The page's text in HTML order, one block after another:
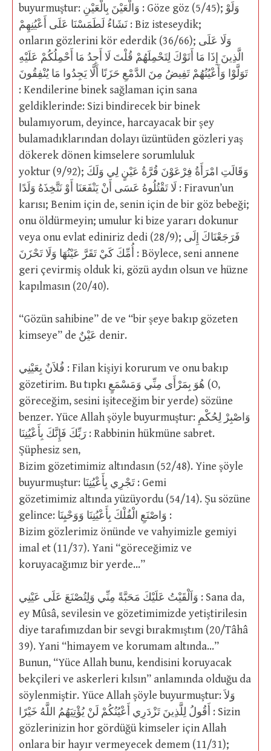
buyurmuştur: وَالْعَيْنَ بِالْعَيْنِ : Göze göz (5/45); وَلَوْ
نَشَاءُ لَطَمَسْنَا عَلَى أَعْيُنِهِمْ : Biz isteseydik;
onların gözlerini kör ederdik (36/66); وَلَا عَلَى
الَّذِينَ إِذَا مَا أَتَوْكَ لِتَحْمِلَهُمْ قُلْتَ لَا أَجِدُ مَا أَحْمِلُكُمْ عَلَيْهِ
تَوَلَّوْا وَأَعْيُنُهُمْ تَفِيضُ مِنَ الدَّمْعِ حَزَنًا أَلَّا يَجِدُوا مَا يُنْفِقُونَ
: Kendilerine binek sağlaman için sana
geldiklerinde: Sizi bindirecek bir binek
bulamıyorum, deyince, harcayacak bir şey
bulamadıklarından dolayı üzüntüden gözleri yaş
dökerek dönen kimselere sorumluluk
yoktur (9/92); وَقَالَتِ امْرَأَةُ فِرْعَوْنَ قُرَّةُ عَيْنٍ لِي وَلَكَ
لَا تَقْتُلُوهُ عَسَى أَنْ يَنْفَعَنَا أَوْ نَتَّخِذَهُ وَلَدًا : Firavun’un
karısı; Benim için de, senin için de bir göz bebeği;
onu öldürmeyin; umulur ki bize yararı dokunur
veya onu evlat ediniriz dedi (28/9); فَرَجَعْنَاكَ إِلَى
أُمِّكَ كَيْ تَقَرَّ عَيْنُهَا وَلَا تَحْزَنَ : Böylece, seni annene
geri çevirmiş olduk ki, gözü aydın olsun ve hüzne
kapılmasın (20/40).
“Gözün sahibine” de ve “bir şeye bakıp gözeten
kimseye” de عَيْنٌ denir.
فُلاَنٌ بِعَيْنِي : Filan kişiyi korurum ve onu bakıp
gözetirim. Bu tıpkı هُوَ بِمَرْأَى مِنِّي وَمَسْمَعٍ (O,
göreceğim, sesini işiteceğim bir yerde) sözüne
benzer. Yüce Allah şöyle buyurmuştur: وَاصْبِرْ لِحُكْمِ
رَبِّكَ فَإِنَّكَ بِأَعْيُنِنَا : Rabbinin hükmüne sabret.
Şüphesiz sen,
Bizim gözetimimiz altındasın (52/48). Yine şöyle
buyurmuştur: تَجْرِي بِأَعْيُنِنَا : Gemi
gözetimimiz altında yüzüyordu (54/14). Şu sözüne
gelince: وَاصْنَعِ الْفُلْكَ بِأَعْيُنِنَا وَوَحْيِنَا :
Bizim gözlerimiz önünde ve vahyimizle gemiyi
imal et (11/37). Yani “göreceğimiz ve
koruyacağımız bir yerde…”
وَاَلْقَيْتُ عَلَيْكَ مَحَبَّةً مِنِّي وَلِتُصْنَعَ عَلَى عَيْنِي : Sana da,
ey Mûsâ, sevilesin ve gözetimimizde yetiştirilesin
diye tarafımızdan bir sevgi bırakmıştım (20/Tâhâ
39). Yani “himayem ve korumam altında…”
Bunun, “Yüce Allah bunu, kendisini koruyacak
bekçileri ve askerleri kılsın” anlamında olduğu da
söylenmiştir. Yüce Allah şöyle buyurmuştur: وَلاَ
أَقُولُ لِلَّذِينَ تَزْدَرِي أَعْيُنُكُمْ لَنْ يُؤْتِيَهُمُ اللَّهُ خَيْرًا : Sizin
gözlerinizin hor gördüğü kimseler için Allah
onlara bir hayır vermeyecek demem (11/31);